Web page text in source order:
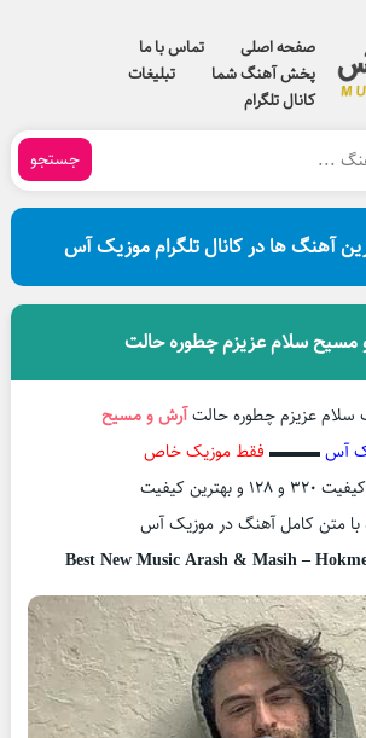
صفحه اصلی
تماس با ما
پخش آهنگ شما
تبلیغات
کانال تلگرام
جستجو
آهنگ ها در کانال تلگرام موزیک آس
مسیح سلام عزیزم چطوره حالت
سلام عزیزم چطوره حالتآرش و مسیح
آس▬▬▬ فقط موزیک خاص
و بهترین کیفیت
با متن کامل آهنگ در موزیک آس
Best New Music Arash & Masih –